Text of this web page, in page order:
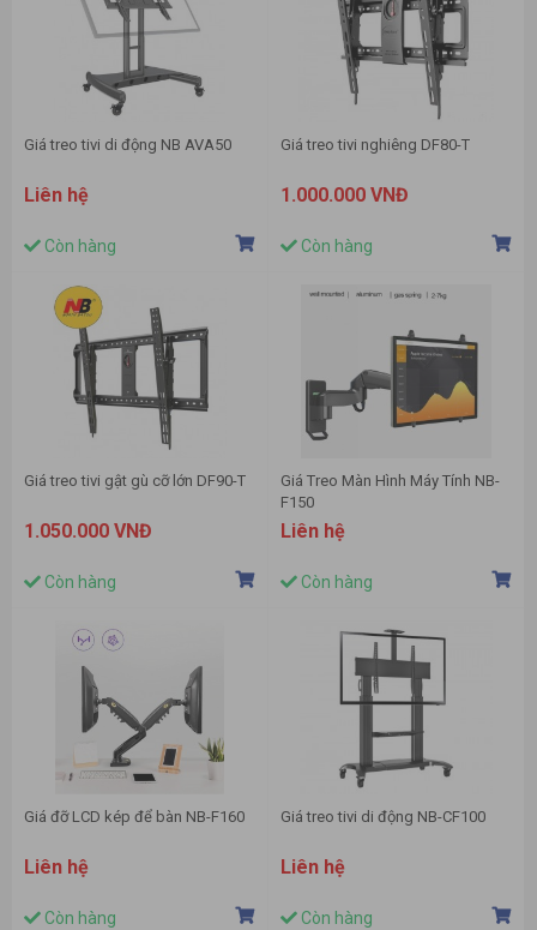
Giá treo tivi di động NB AVA50
Liên hệ
Còn hàng
Giá treo tivi nghiêng DF80-T
1.000.000 VNĐ
Còn hàng
Giá treo tivi gật gù cỡ lớn DF90-T
1.050.000 VNĐ
Còn hàng
Giá Treo Màn Hình Máy Tính NB-
F150
Liên hệ
Còn hàng
Giá đỡ LCD kép để bàn NB-F160
Liên hệ
Còn hàng
Giá treo tivi di động NB-CF100
Liên hệ
Còn hàng